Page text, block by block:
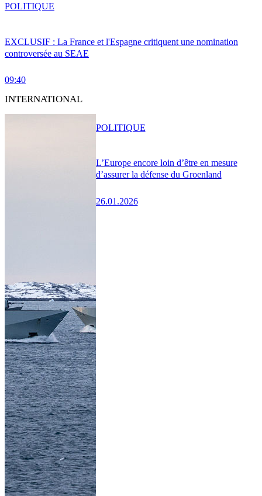
EXCLUSIF : La France et l'Espagne critiquent une nomination
controversée au SEAE
09:40
POLITIQUE
INTERNATIONAL
L’Europe encore loin d’être en mesure
d’assurer la défense du Groenland
26.01.2026
POLITIQUE